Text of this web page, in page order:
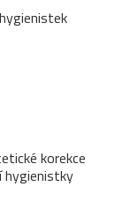
korekce
hygienistky